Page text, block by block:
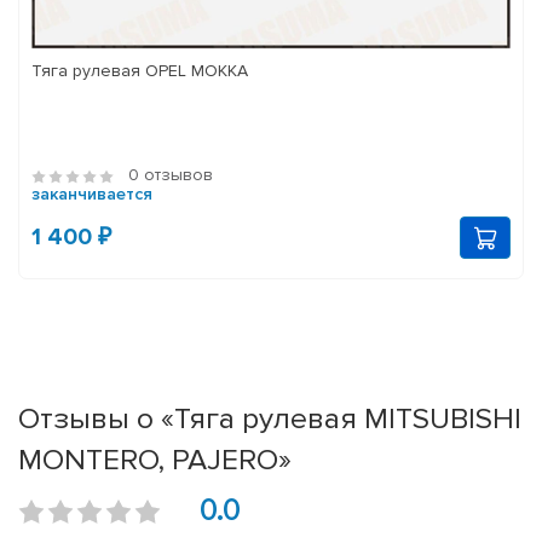
Тяга рулевая OPEL MOKKA
0 отзывов
заканчивается
1 400 ₽
Отзывы о «Тяга рулевая MITSUBISHI
MONTERO, PAJERO»
0.0